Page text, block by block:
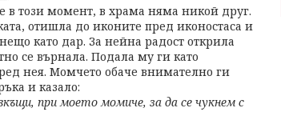
в този момент, в храма няма никой друг.
отишла до иконите пред иконостаса и
като дар. За нейна радост открила
се върнала. Подала му ги като
нея. Момчето обаче внимателно ги
и казало:
при моето момиче, за да се чукнем с